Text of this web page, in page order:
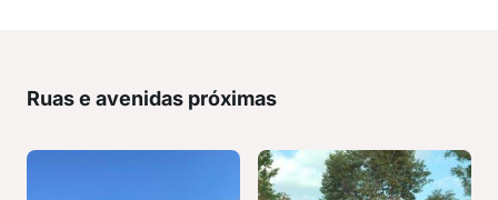
Ruas e avenidas próximas